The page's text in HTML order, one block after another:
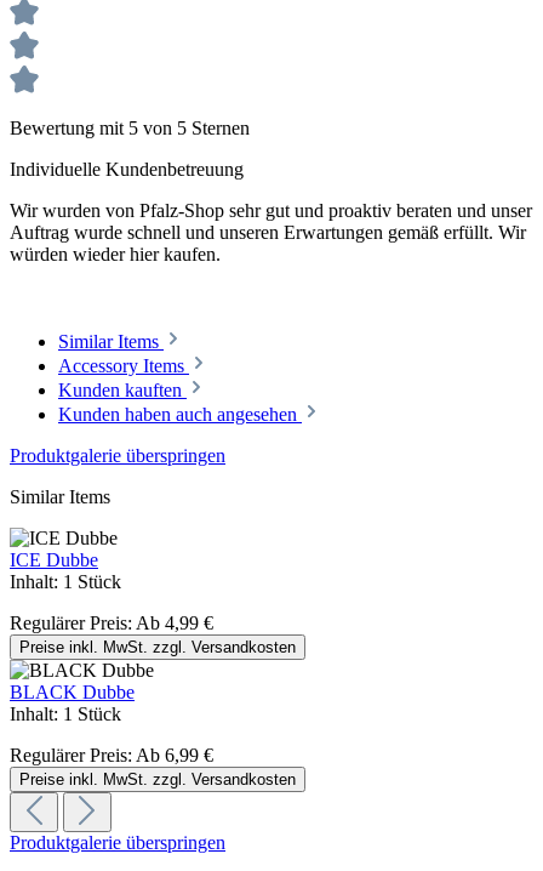
Bewertung mit 5 von 5 Sternen
Individuelle Kundenbetreuung
Wir wurden von Pfalz-Shop sehr gut und proaktiv beraten und unser
Auftrag wurde schnell und unseren Erwartungen gemäß erfüllt. Wir
würden wieder hier kaufen.
Similar Items
Accessory Items
Kunden kauften
Kunden haben auch angesehen
Produktgalerie überspringen
Similar Items
ICE Dubbe
Inhalt: 1 Stück
Regulärer Preis: Ab 4,99 €
Preise inkl. MwSt. zzgl. Versandkosten
BLACK Dubbe
Inhalt: 1 Stück
Regulärer Preis: Ab 6,99 €
Preise inkl. MwSt. zzgl. Versandkosten
Produktgalerie überspringen